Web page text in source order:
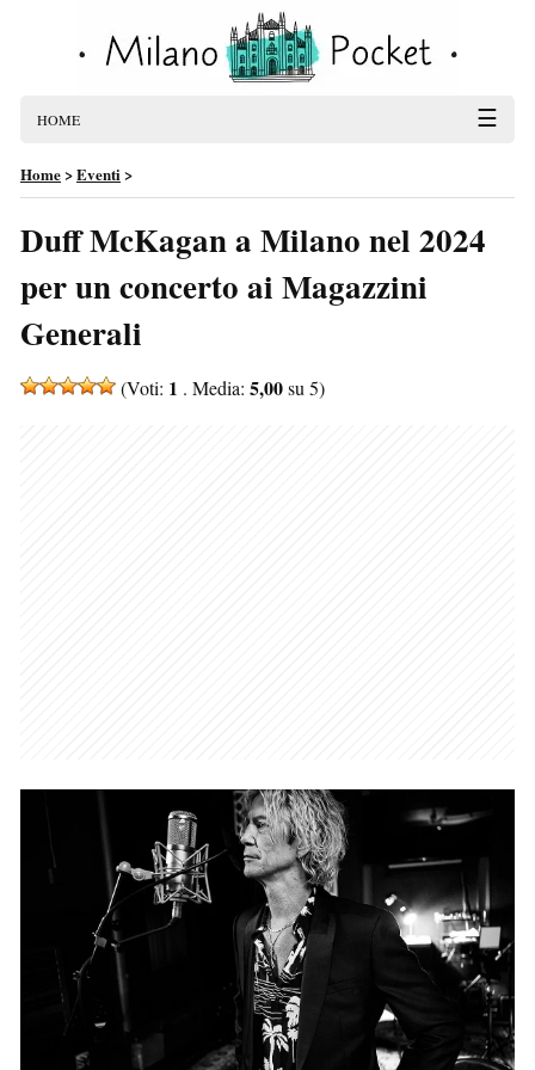
HOME ☰
Home>Eventi>
Duff McKagan a Milano nel 2024
per un concerto ai Magazzini
Generali
(Voti: 1 . Media: 5,00su 5)